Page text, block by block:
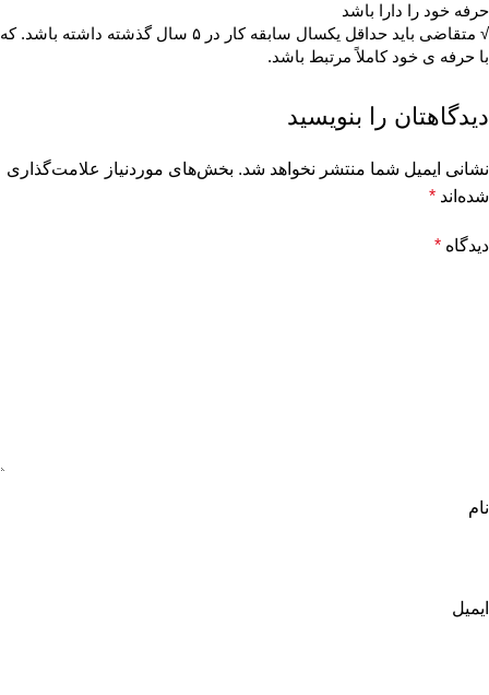
حرفه خود را دارا باشد
√ متقاضی باید حداقل یکسال سابقه کار در ۵ سال گذشته داشته باشد. که
با حرفه ی خود کاملاً مرتبط باشد.
دیدگاهتان را بنویسید
نشانی ایمیل شما منتشر نخواهد شد. بخش‌های موردنیاز علامت‌گذاری
شده‌اند *
دیدگاه *
نام
ایمیل